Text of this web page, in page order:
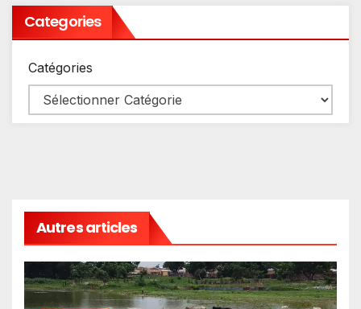
Categories
Catégories
Autres articles